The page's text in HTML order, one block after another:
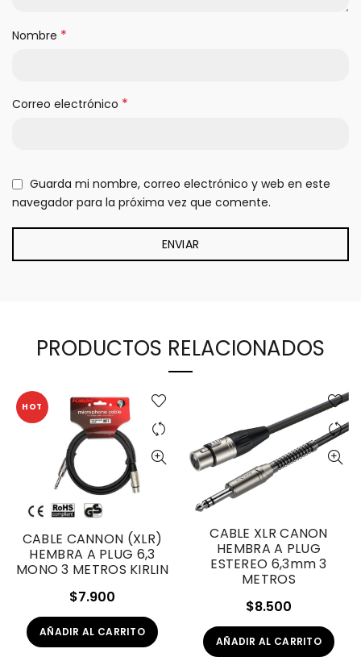
Nombre *
Correo electrónico *
Guarda mi nombre, correo electrónico y web en este
navegador para la próxima vez que comente.
PRODUCTOS RELACIONADOS
HOT
CABLE CANNON (XLR)
HEMBRA A PLUG 6,3
MONO 3 METROS KIRLIN
$7.900
AÑADIR AL CARRITO
CABLE XLR CANON
HEMBRA A PLUG
ESTEREO 6,3mm 3
METROS
$8.500
AÑADIR AL CARRITO